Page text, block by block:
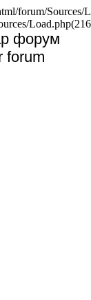
forum/
форум
forum